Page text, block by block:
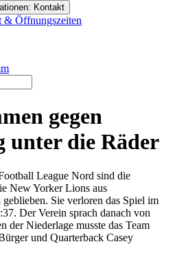
Kontakt
Öffnungszeiten
gegen
unter die Räder
League Nord sind die
New Yorker Lions aus
Sie verloren das Spiel im
Der Verein sprach danach von
der Niederlage musste das Team
und Quarterback Casey